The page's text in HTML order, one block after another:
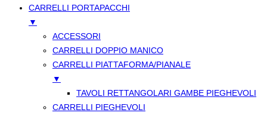
CARRELLI PORTAPACCHI
▼
ACCESSORI
CARRELLI DOPPIO MANICO
CARRELLI PIATTAFORMA/PIANALE
▼
TAVOLI RETTANGOLARI GAMBE PIEGHEVOLI
CARRELLI PIEGHEVOLI